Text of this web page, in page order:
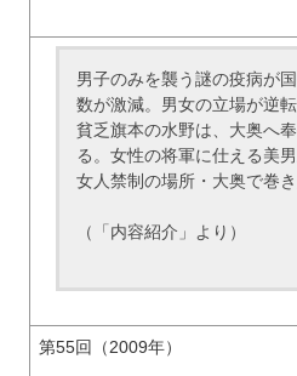
男子のみを襲う謎の疫病が
数が激減。男女の立場が逆
貧乏旗本の水野は、大奥へ
る。女性の将軍に仕える美
女人禁制の場所・大奥で巻
（「内容紹介」より）
第55回（2009年）